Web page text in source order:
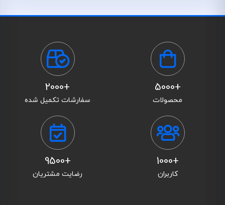
+5000
محصولات
+2000
سفارشات تکمیل شده
+1000
کاربران
+9500
رضایت مشتریان